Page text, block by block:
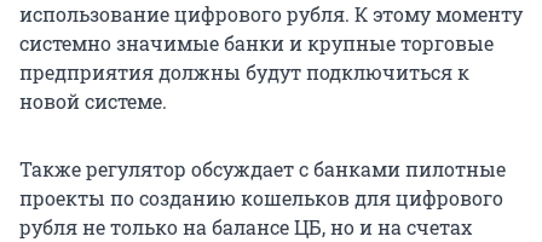
использование цифрового рубля. К этому моменту
системно значимые банки и крупные торговые
предприятия должны будут подключиться к
новой системе.
Также регулятор обсуждает с банками пилотные
проекты по созданию кошельков для цифрового
рубля не только на балансе ЦБ, но и на счетах